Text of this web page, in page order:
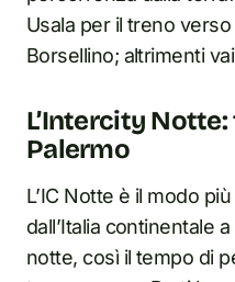
Usala per il treno
Borsellino; altrimenti
L’Intercity
Palermo
L’IC Notte è il modo
dall’Italia continentale
notte, così il tempo di